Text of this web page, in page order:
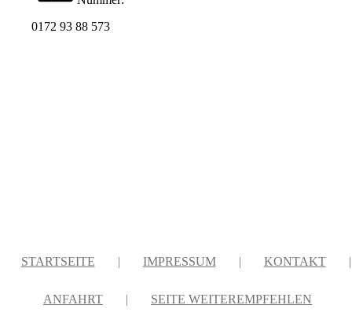
0172 93 88 573
STARTSEITE | IMPRESSUM | KONTAKT |
ANFAHRT | SEITE WEITEREMPFEHLEN